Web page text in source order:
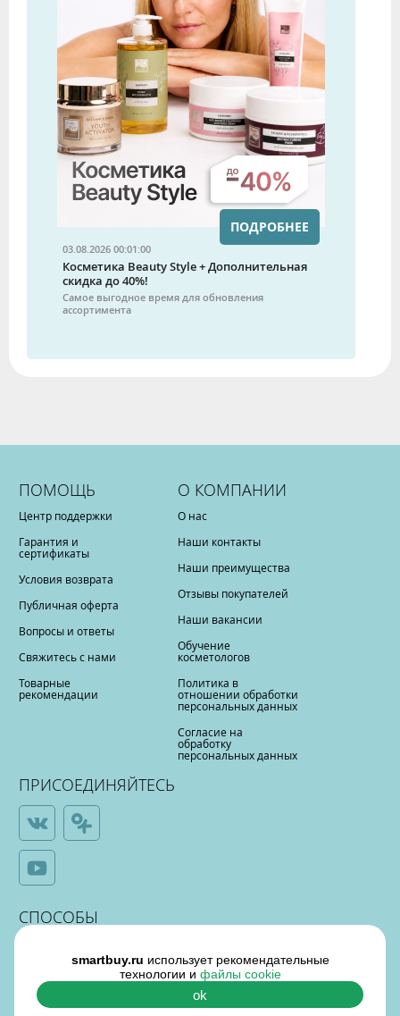
03.08.2026 00:01:00
Косметика Beauty Style + Дополнительная
скидка до 40%!
Самое выгодное время для обновления
ассортимента
ПОДРОБНЕЕ
ПОМОЩЬ
Центр поддержки
Гарантия и
сертификаты
Условия возврата
Публичная оферта
Вопросы и ответы
Свяжитесь с нами
Товарные
рекомендации
О КОМПАНИИ
О нас
Наши контакты
Наши преимущества
Отзывы покупателей
Наши вакансии
Обучение
косметологов
Политика в
отношении обработки
персональных данных
Согласие на
обработку
персональных данных
ПРИСОЕДИНЯЙТЕСЬ
СПОСОБЫ
ОПЛАТЫ
smartbuy.ru использует рекомендательные
технологии и файлы cookie
ok